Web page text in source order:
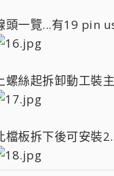
頭一覽...有19 pin
螺絲起拆卸動工裝
檔板拆下後可安裝